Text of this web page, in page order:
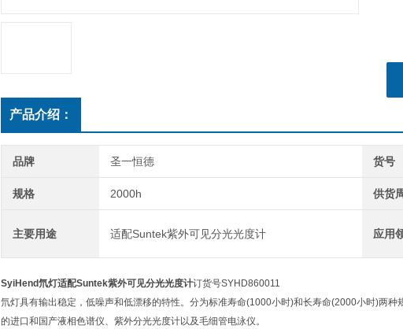
产品介绍：
品牌 圣一恒德 货号
规格 2000h 供货
主要用途 适配Suntek紫外可见分光光度计 应用
SyiHend氘灯适配Suntek紫外可见分光光度计订货号SYHD860011
氘灯具有输出稳定，低噪声和低漂移的特性。分为标准寿命(1000小时)和长寿命(2000小时)两
的进口和国产液相色谱仪、紫外分光光度计以及毛细管电泳仪。